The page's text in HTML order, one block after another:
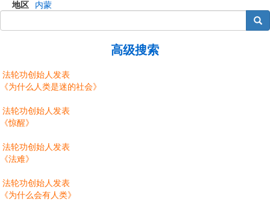
地区 内蒙
搜索
高级搜索
法轮功创始人发表
《为什么人类是迷的社会》
法轮功创始人发表
《惊醒》
法轮功创始人发表
《法难》
法轮功创始人发表
《为什么会有人类》